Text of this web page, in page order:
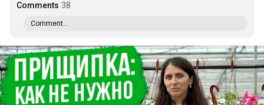
Comments 38
Comment...